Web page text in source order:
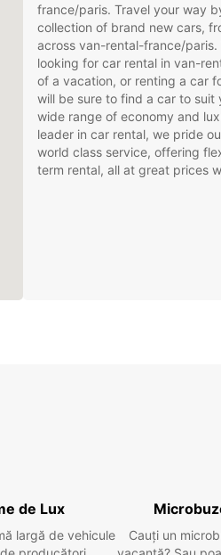
france/paris. Travel your way
collection of brand new cars,
across van-rental-france/paris.
looking for car rental in van-
of a vacation, or renting a car
will be sure to find a car to suit
wide range of economy and
leader in car rental, we pride
world class service, offering
term rental, all at great prices
de Lux
largă de vehicule
Cauți un